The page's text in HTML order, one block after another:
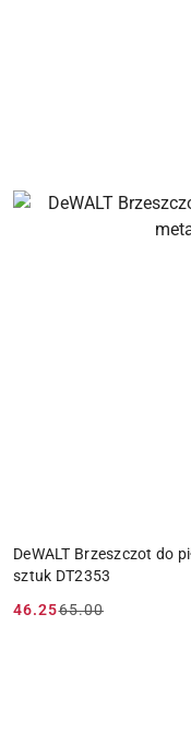
DeWALT Brzeszczot do
sztuk DT2353
Cena
46.25
Cena
65.00